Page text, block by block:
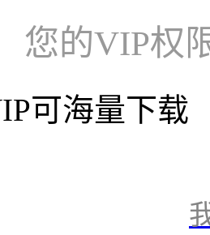
您的VIP权
可海量下载